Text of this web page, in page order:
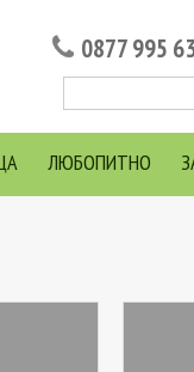
0877 995
ЛЮБОПИТНО